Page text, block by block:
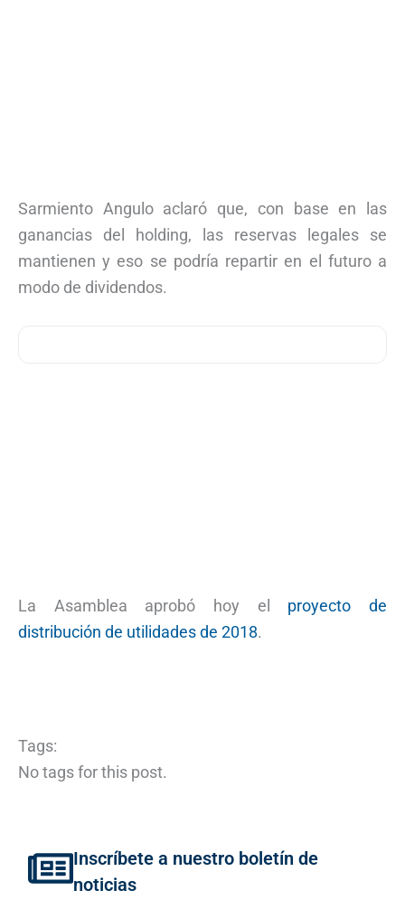
Sarmiento Angulo aclaró que, con base en las
ganancias del holding, las reservas legales se
mantienen y eso se podría repartir en el futuro a
modo de dividendos.
La Asamblea aprobó hoy el proyecto de
distribución de utilidades de 2018.
Tags:
No tags for this post.
Inscríbete a nuestro boletín de
noticias